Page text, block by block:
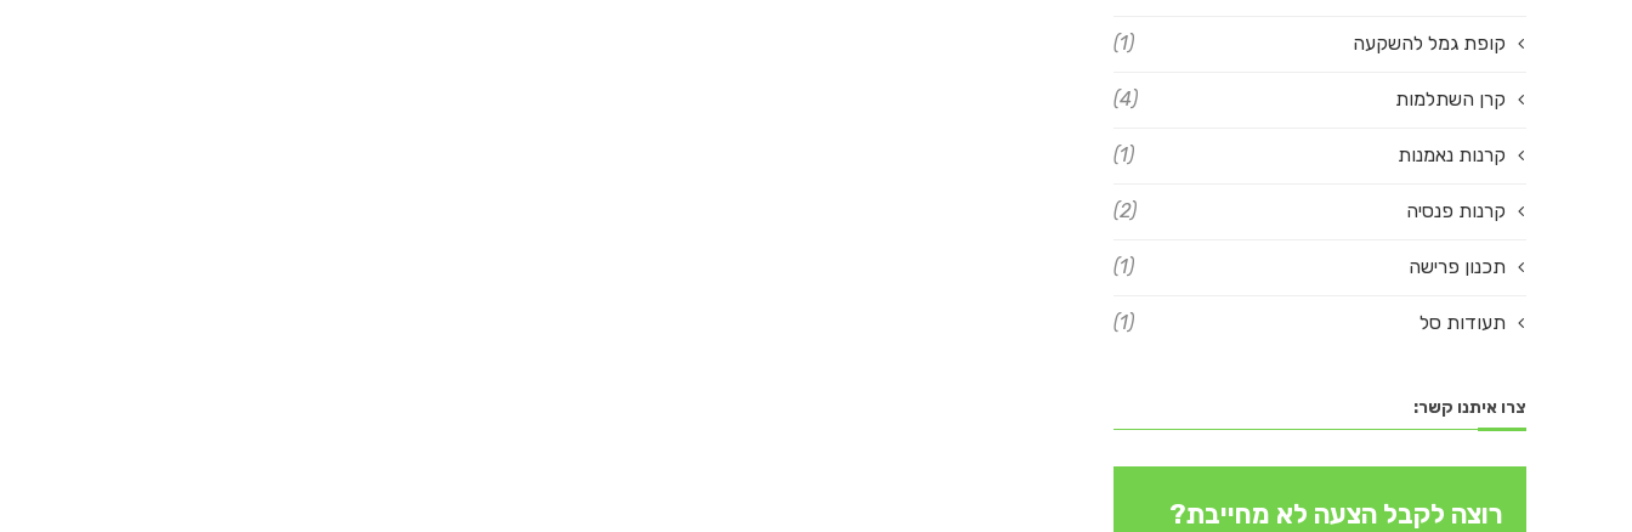
קופת גמל להשקעה (1)
קרן השתלמות (4)
קרנות נאמנות (1)
קרנות פנסיה (2)
תכנון פרישה (1)
תעודות סל (1)
צרו איתנו קשר:
רוצה לקבל הצעה לא מחייבת?